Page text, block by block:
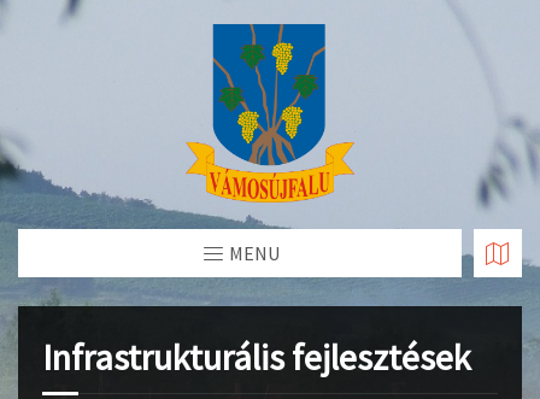
Skip
MENU
Infrastrukturális fejlesztések